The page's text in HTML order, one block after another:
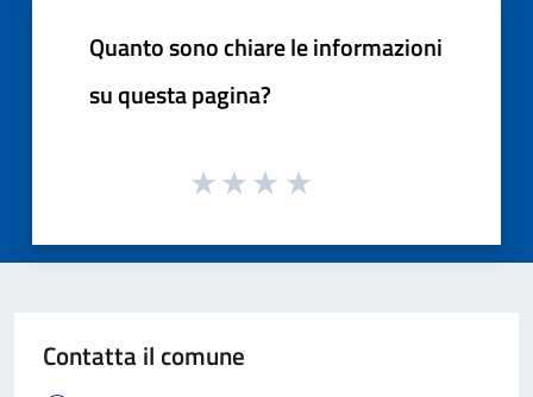
Quanto sono chiare le informazioni
su questa pagina?
Contatta il comune